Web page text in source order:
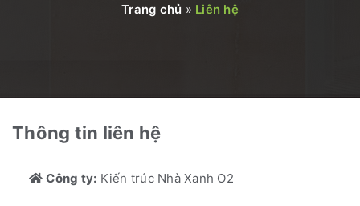
Trang chủ » Liên hệ
Thông tin liên hệ
Công ty: Kiến trúc Nhà Xanh O2